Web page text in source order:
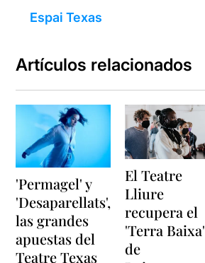
Espai Texas
Artículos relacionados
'Permagel' y
'Desaparellats',
las grandes
apuestas del
Teatre Texas
El Teatre
Lliure
recupera el
'Terra Baixa'
de